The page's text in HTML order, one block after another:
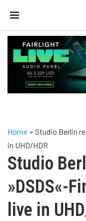
Home » Studio Berlin
in UHD/HDR
Studio
»DSDS«-
live in